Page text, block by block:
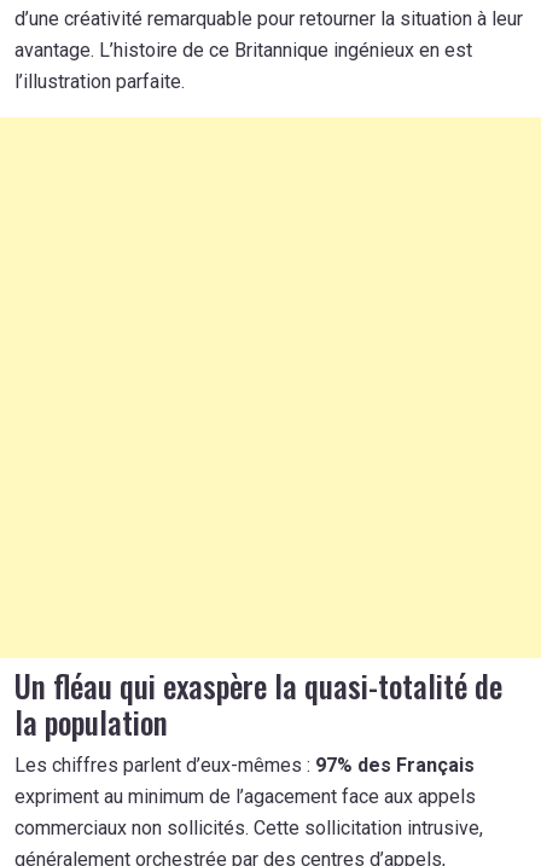
d’une créativité remarquable pour retourner la situation à leur
avantage. L’histoire de ce Britannique ingénieux en est
l’illustration parfaite.
Un fléau qui exaspère la quasi-totalité de
la population
Les chiffres parlent d’eux-mêmes : 97% des Français
expriment au minimum de l’agacement face aux appels
commerciaux non sollicités. Cette sollicitation intrusive,
généralement orchestrée par des centres d’appels,